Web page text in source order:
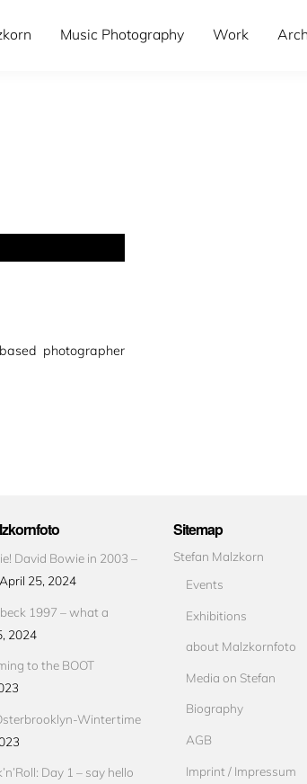
Music Photography Work
photographer
David Bowie in 2003 –
April 25, 2024
1997 – what a
2024
to the BOOT
Wintertime
Day 1 – say hello
Sitemap
Stefan Malzkorn
Events
Exhibitions
about Malzkornfoto
Media on Stefan
Biography
AGB
Imprint / Impressum